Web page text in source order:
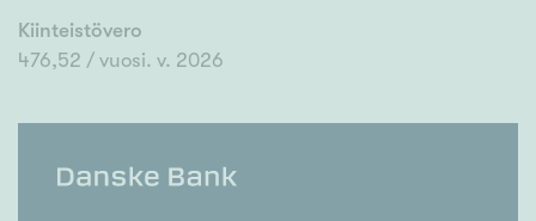
Kiinteistövero
476,52 / vuosi. v. 2026